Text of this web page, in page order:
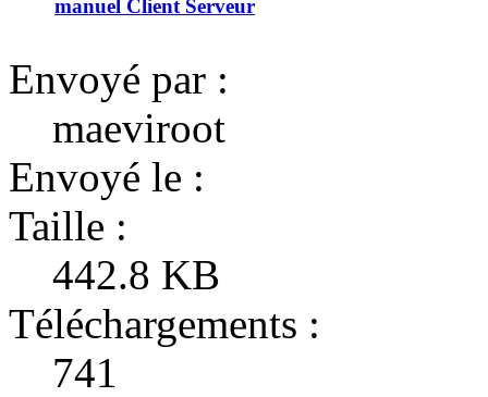
manuel Client Serveur
Envoyé par :
maeviroot
Envoyé le :
Taille :
442.8 KB
Téléchargements :
741